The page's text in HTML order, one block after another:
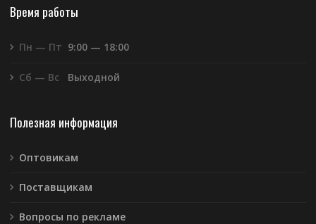
Время работы
Пн — Пт 9:00 — 18:00
Сб — Вс Выходной
Полезная информация
Оптовикам
Поставщикам
Вопросы по рекламе